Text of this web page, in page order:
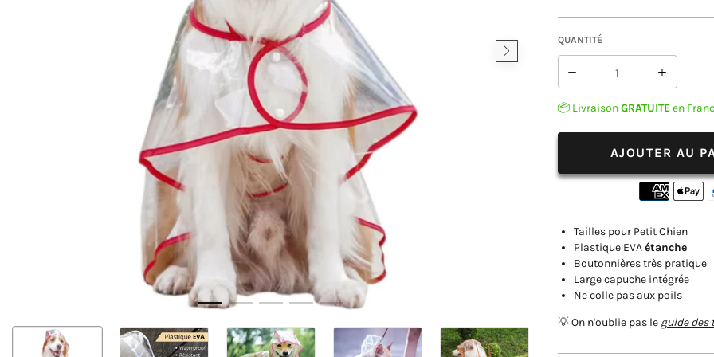
QUANTITÉ
Réduire
quantité
Chien
Pluie
Chien
📦 LivraisonGRATUITEen
AJOUTER AU
Tailles pour Petit Chien
Plastique EVAétanche
Boutonnières très pratique
Large capuche intégrée
Ne colle pas aux poils
💡 On n'oublie pas leguide des